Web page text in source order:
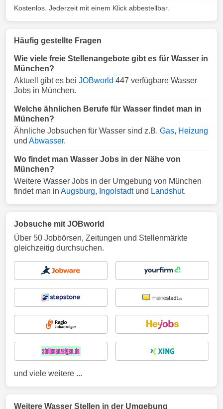
Kostenlos. Jederzeit mit einem Klick abbestellbar.
Häufig gestellte Fragen
Wie viele freie Stellenangebote gibt es für Wasser in
München?
Aktuell gibt es bei JOBworld 447 verfügbare Wasser
Jobs in München.
Welche ähnlichen Berufe für Wasser findet man in
München?
Ähnliche Jobsuchen für Wasser sind z.B. Gas, Heizung
und Abwasser.
Wo findet man Wasser Jobs in der Nähe von
München?
Weitere Wasser Jobs in der Umgebung von München
findet man in Augsburg, Ingolstadtund Landshut.
Jobsuche mit JOBworld
Über 50 Jobbörsen, Zeitungen und Stellenmärkte
gleichzeitig durchsuchen.
und viele weitere ...
Weitere Wasser Stellen in der Umgebung